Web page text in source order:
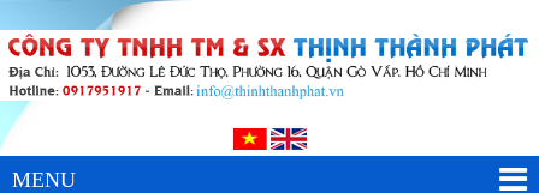
MENU